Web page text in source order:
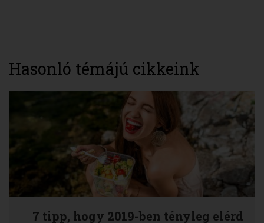
Hasonló témájú cikkeink
7 tipp, hogy 2019-ben tényleg elérd